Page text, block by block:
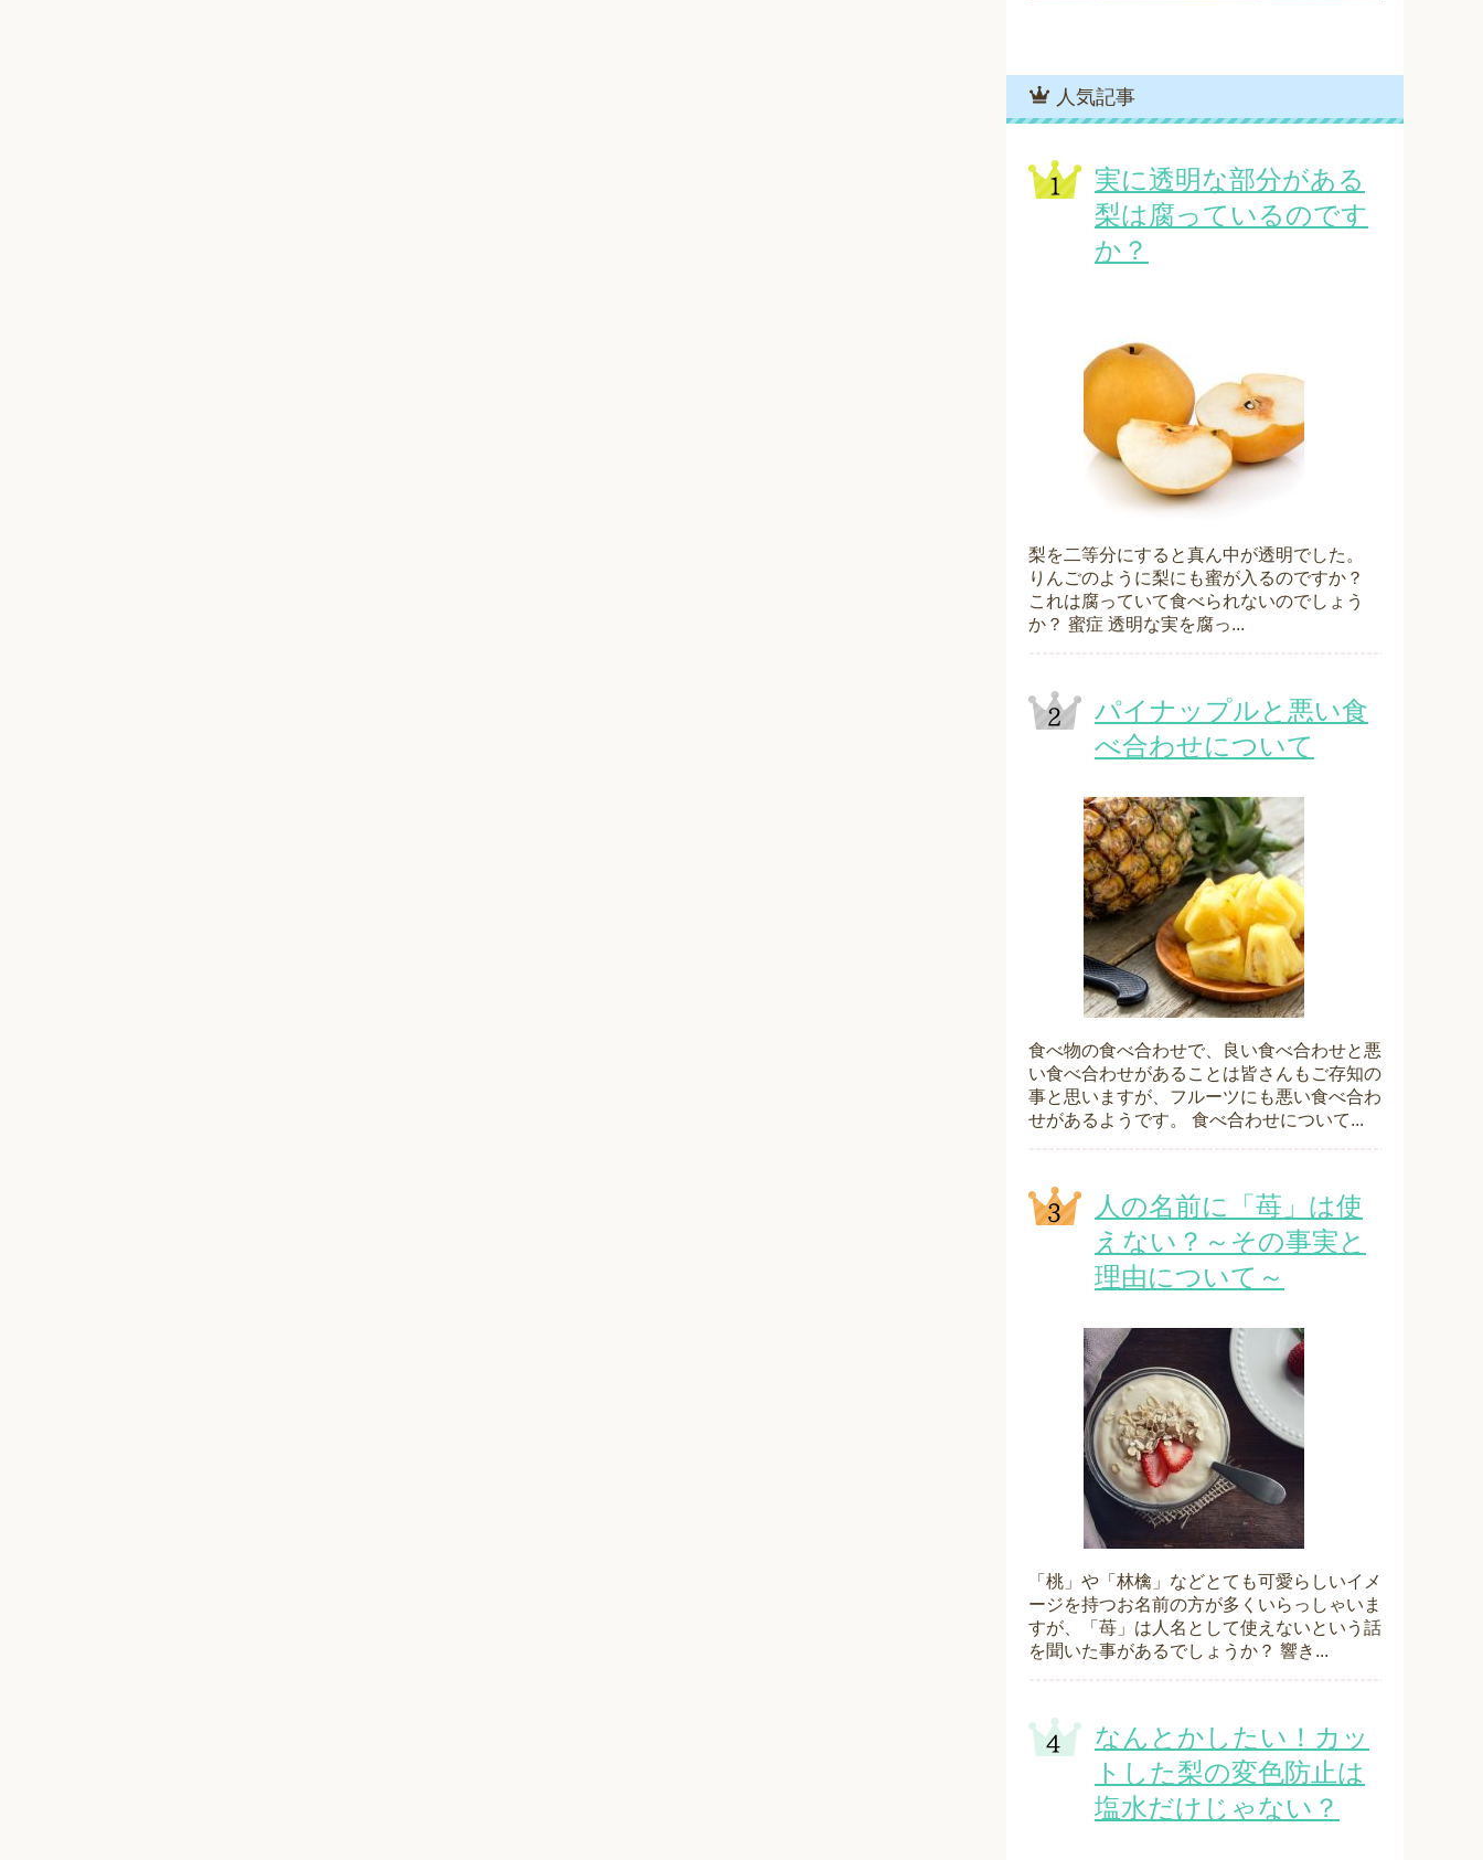
人気記事
実に透明な部分がある
梨は腐っているのです
か？
梨を二等分にすると真ん中が透明でした。
りんごのように梨にも蜜が入るのですか？
これは腐っていて食べられないのでしょう
か？ 蜜症 透明な実を腐っ...
パイナップルと悪い食
べ合わせについて
食べ物の食べ合わせで、良い食べ合わせと悪
い食べ合わせがあることは皆さんもご存知の
事と思いますが、フルーツにも悪い食べ合わ
せがあるようです。 食べ合わせについて...
人の名前に「苺」は使
えない？～その事実と
理由について～
「桃」や「林檎」などとても可愛らしいイメ
ージを持つお名前の方が多くいらっしゃいま
すが、「苺」は人名として使えないという話
を聞いた事があるでしょうか？ 響き...
なんとかしたい！カッ
トした梨の変色防止は
塩水だけじゃない？